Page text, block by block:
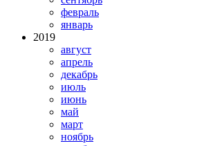
февраль
январь
2019
август
апрель
декабрь
июль
июнь
май
март
ноябрь